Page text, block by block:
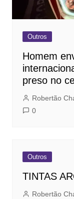
Outros
Homem
preso no
Robertão
0
Outros
TINTAS
Robertão